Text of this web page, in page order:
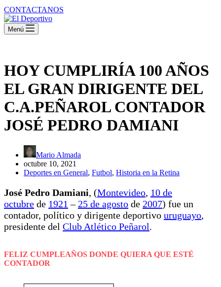
CONTACTANOS
Menú
HOY CUMPLIRÍA 100 AÑOS
EL GRAN DIRIGENTE DEL
C.A.PEÑAROL CONTADOR
JOSÉ PEDRO DAMIANI
Mario Almada
octubre 10, 2021
Deportes en General, Futbol, Historia en la Retina
José Pedro Damiani, (Montevideo, 10 de
octubre de 1921 – 25 de agosto de 2007) fue un
contador, político y dirigente deportivo uruguayo,
presidente del Club Atlético Peñarol.
FELIZ CUMPLEAÑOS DONDE QUIERA QUE ESTÉ
CONTADOR